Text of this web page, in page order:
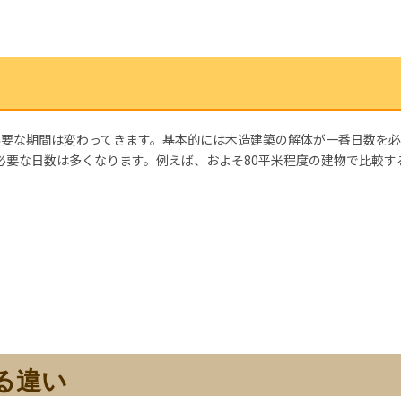
な期間は変わってきます。基本的には木造建築の解体が一番日数を
な日数は多くなります。例えば、およそ80平米程度の建物で比較す
違い